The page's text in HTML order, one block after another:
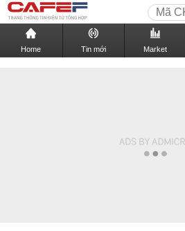
Home Tin mới Market